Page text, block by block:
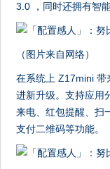
3.0 ，同时还拥有智
（图片来自网络）
在系统上 Z17mini
进新升级。支持应用
来电、红包提醒、扫
支付二维码等功能。